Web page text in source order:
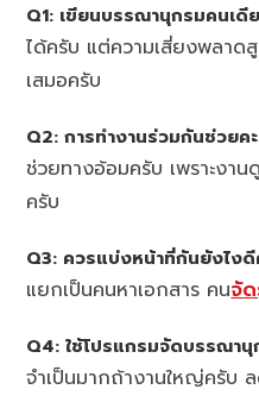
Q1: เขียนบรรณานุกรมคนเดี
ได้ครับ แต่ความเสี่ยงพลาด
เสมอครับ
Q2: การทำงานร่วมกันช่วยค
ช่วยทางอ้อมครับ เพราะงา
ครับ
Q3: ควรแบ่งหน้าที่กันยังไงดี
แยกเป็นคนหาเอกสาร คนจั
Q4: ใช้โปรแกรมจัดบรรณานุ
จำเป็นมากถ้างานใหญ่ครับ